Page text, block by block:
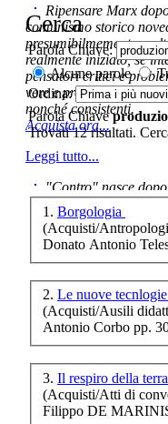
Ripensare Marx
comunismo storico
presumibilmemente
realmente iniziato, se
pensatori critici e
vere e proprie correnti
nonché consistenti.
Acquista ora...
Leggi tutto...
"Contro" nasce
cominciato con la
ripensaremarx. i saggi
questa collaborazione
è teorica, sempre però
presente fase.
Acquista ora...
A feed could not be
http://www.lastampa.it/
Cerca
Parola Chiave:
Alcune parole
Ordina:
Parola Chiave
Trovati 12 risultati.
1. Borgologia
(Acquisti/
Donato Antonio
2. Le nuove
(Acquisti/Ausili
Antonio Corbo pp.
3. Il respiro della
(Acquisti/Atti di
Filippo DE